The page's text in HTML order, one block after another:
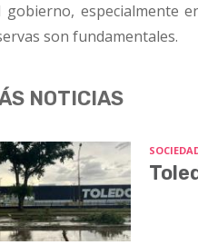
gobierno, especialmente
son fundamentales.
NOTICIAS